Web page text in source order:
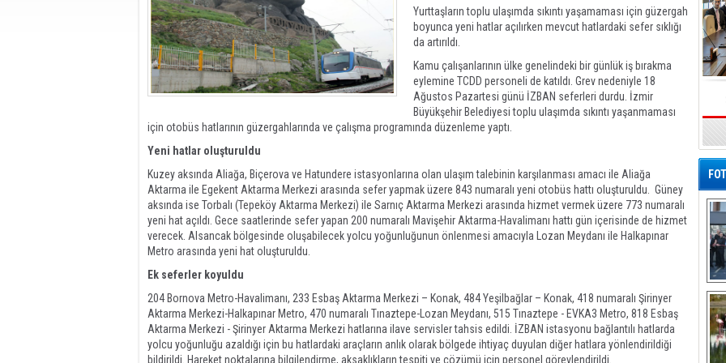
Yurttaşların toplu ulaşımda sıkıntı yaşamaması için güzergah
boyunca yeni hatlar açılırken mevcut hatlardaki sefer sıklığı
da artırıldı.
Kamu çalışanlarının ülke genelindeki bir günlük iş bırakma
eylemine TCDD personeli de katıldı. Grev nedeniyle 18
Ağustos Pazartesi günü İZBAN seferleri durdu. İzmir
Büyükşehir Belediyesi toplu ulaşımda sıkıntı yaşanmaması
için otobüs hatlarının güzergahlarında ve çalışma programında düzenleme yaptı.
Yeni hatlar oluşturuldu
Kuzey aksında Aliağa, Biçerova ve Hatundere istasyonlarına olan ulaşım talebinin karşılanması amacı ile Aliağa
Aktarma ile Egekent Aktarma Merkezi arasında sefer yapmak üzere 843 numaralı yeni otobüs hattı oluşturuldu. Güney
aksında ise Torbalı (Tepeköy Aktarma Merkezi) ile Sarnıç Aktarma Merkezi arasında hizmet vermek üzere 773 numaralı
yeni hat açıldı. Gece saatlerinde sefer yapan 200 numaralı Mavişehir Aktarma-Havalimanı hattı gün içerisinde de hizmet
verecek. Alsancak bölgesinde oluşabilecek yolcu yoğunluğunun önlenmesi amacıyla Lozan Meydanı ile Halkapınar
Metro arasında yeni hat oluşturuldu.
Ek seferler koyuldu
204 Bornova Metro-Havalimanı, 233 Esbaş Aktarma Merkezi – Konak, 484 Yeşilbağlar – Konak, 418 numaralı Şirinyer
Aktarma Merkezi-Halkapınar Metro, 470 numaralı Tınaztepe-Lozan Meydanı, 515 Tınaztepe - EVKA3 Metro, 818 Esbaş
Aktarma Merkezi - Şirinyer Aktarma Merkezi hatlarına ilave servisler tahsis edildi. İZBAN istasyonu bağlantılı hatlarda
yolcu yoğunluğu azaldığı için bu hatlardaki araçların anlık olarak bölgede ihtiyaç duyulan diğer hatlara yönlendirildiği
bildirildi. Hareket noktalarına bilgilendirme, aksaklıkların tespiti ve çözümü için personel görevlendirildi.